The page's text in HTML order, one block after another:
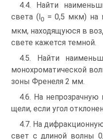
4.4. Найти
света (l0= 0,5 мкм) на
мкм, находящуюся в
свете кажется темной.
4.5. Найти
монохроматической
зоны Френеля 2 мм.
4.6. На
щели, если угол
4.7. На
свет с длиной волны